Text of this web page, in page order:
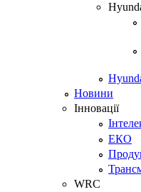
Новини
Інновації
ЕКО
WRC